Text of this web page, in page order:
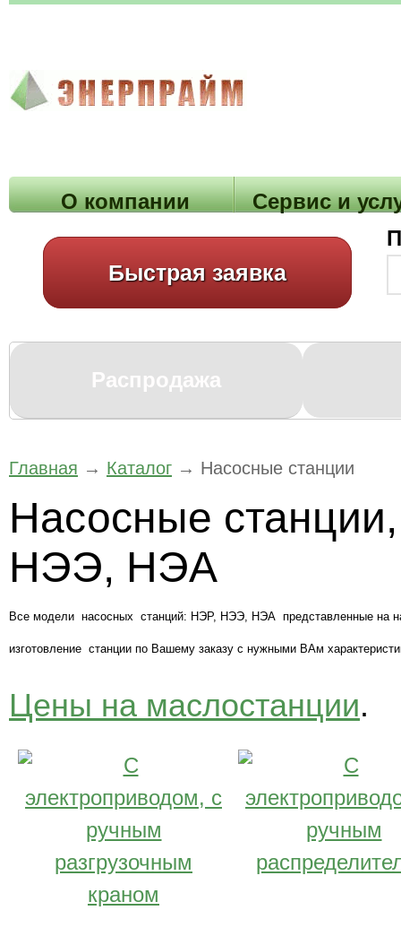
О компании Cервис и
Быстрая заявка
Распродажа
Главная → Каталог → Насосные станции
Насосные
НЭЭ, НЭА
Все модели насосных станций: НЭР, НЭЭ, НЭА представленные на
изготовление станции по Вашему заказу с нужными ВАм
Цены на маслостанции.